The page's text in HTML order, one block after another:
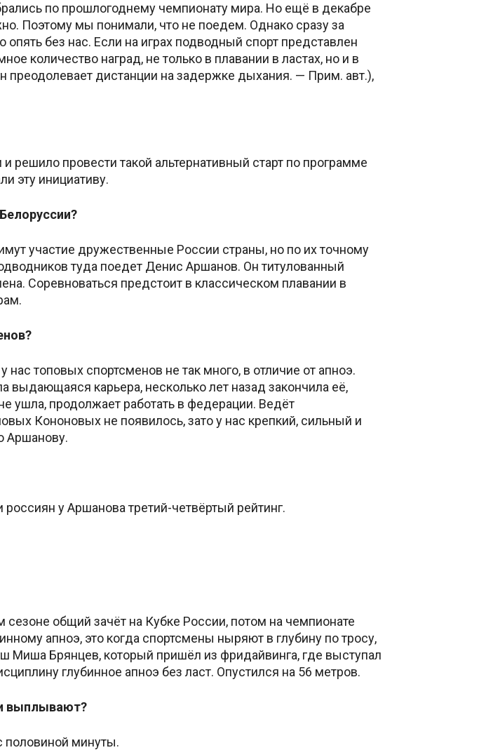
по прошлогоднему чемпионату мира. Но ещё в декабре
Поэтому мы понимали, что не поедем. Однако сразу за
без нас. Если на играх подводный спорт представлен
количество наград, не только в плавании в ластах, но и в
преодолевает дистанции на задержке дыхания. — Прим. авт.),
провести такой альтернативный старт по программе
эту инициативу.
участие дружественные России страны, но по их точному
туда поедет Денис Аршанов. Он титулованный
Соревноваться предстоит в классическом плавании в
топовых спортсменов не так много, в отличие от апноэ.
карьера, несколько лет назад закончила её,
ушла, продолжает работать в федерации. Ведёт
Кононовых не появилось, зато у нас крепкий, сильный и
Аршанову.
у Аршанова третий-четвёртый рейтинг.
общий зачёт на Кубке России, потом на чемпионате
апноэ, это когда спортсмены ныряют в глубину по тросу,
Миша Брянцев, который пришёл из фридайвинга, где выступал
глубинное апноэ без ласт. Опустился на 56 метров.
выплывают?
половиной минуты.